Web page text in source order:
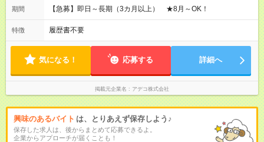
期間 【急募】即日～長期（3カ月以上） ★8月～OK！
特徴 履歴書不要
気になる！ 応募する 詳細へ
掲載元企業名 アデコ株式会社
興味のあるバイト は、とりあえず保存しよう♪
保存した求人は、後からまとめて応募できるよ。
企業からアプローチが届くことも！